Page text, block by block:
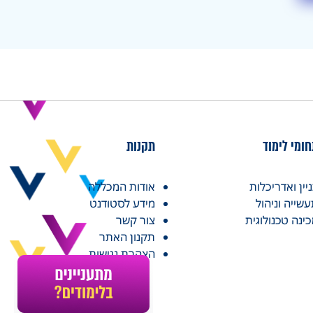
לימוד
ואדריכלות
וניהול
טכנולוגית
תקנות
אודות המכללה
מידע לסטודנט
צור קשר
תקנון האתר
הצהרת נגישות